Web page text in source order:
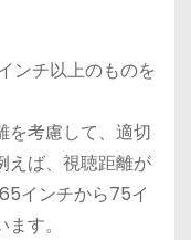
ンチ以上のものを
を考慮して、適切
えば、視聴距離が
インチから75イ
す。